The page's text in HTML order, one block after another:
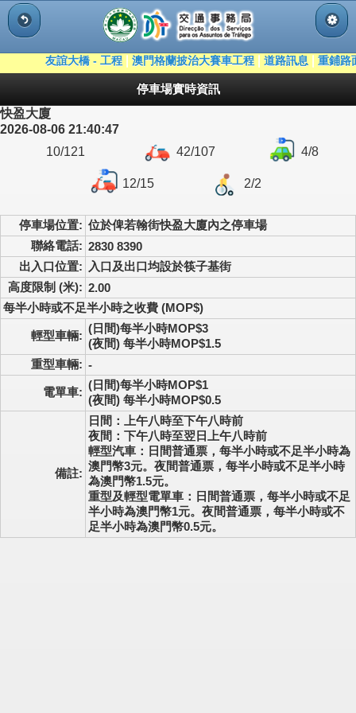
友誼大橋 - 工程| 澳門格蘭披治大賽車工程| 道路訊息| 重鋪路
停車場實時資訊
快盈大廈
2026-08-06 21:40:47
10/121
42/107 4/8
12/15 2/2
停車場位置: 位於俾若翰街快盈大廈內之停車場
聯絡電話: 2830 8390
出入口位置:
入口及出口均設於筷子基街
高度限制 (米): 2.00
每半小時或不足半小時之收費 (MOP$)
輕型車輛:
(日間)每半小時MOP$3
(夜間) 每半小時MOP$1.5
重型車輛: -
電單車:
(日間)每半小時MOP$1
(夜間) 每半小時MOP$0.5
備註:
日間：上午八時至下午八時前
夜間：下午八時至翌日上午八時前
輕型汽車：日間普通票，每半小時或不足半小時為
澳門幣3元。夜間普通票，每半小時或不足半小時
為澳門幣1.5元。
重型及輕型電單車：日間普通票，每半小時或不足
半小時為澳門幣1元。夜間普通票，每半小時或不
足半小時為澳門幣0.5元。
© 2021 DSAT